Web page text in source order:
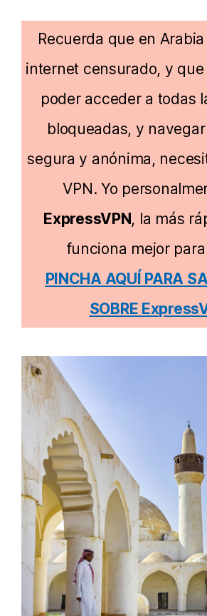
Recuerda que en
internet censurado, y
poder acceder a todas
bloqueadas, y
segura y anónima,
VPN. Yo
ExpressVPN, la más
funciona mejor
PINCHA AQUÍ PARA
SOBRE